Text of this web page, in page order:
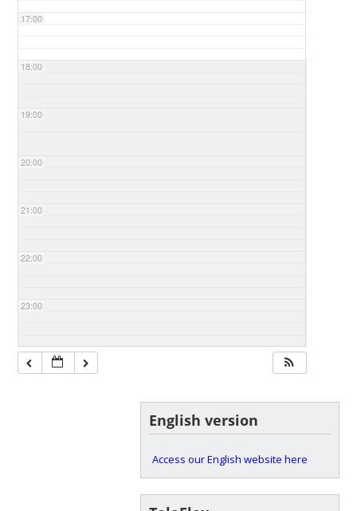
17:00
18:00
19:00
20:00
21:00
22:00
23:00
English version
Access our English website here